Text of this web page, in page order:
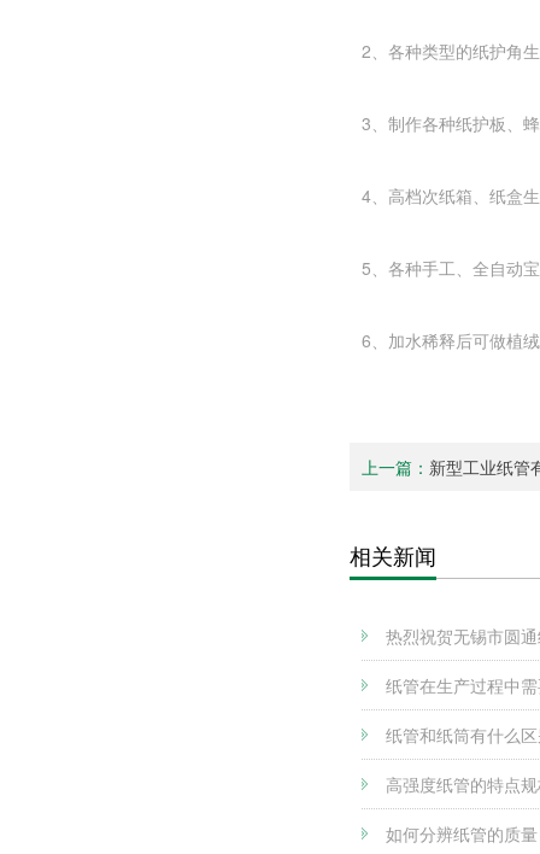
2、各种类型的纸护角
3、制作各种纸护板、
4、高档次纸箱、纸盒
5、各种手工、全自动
6、加水稀释后可做植
上一篇： 新型工业纸管
相关新闻
热烈祝贺无锡市圆
纸管在生产过程中
纸管和纸筒有什么
高强度纸管的特点
如何分辨纸管的质